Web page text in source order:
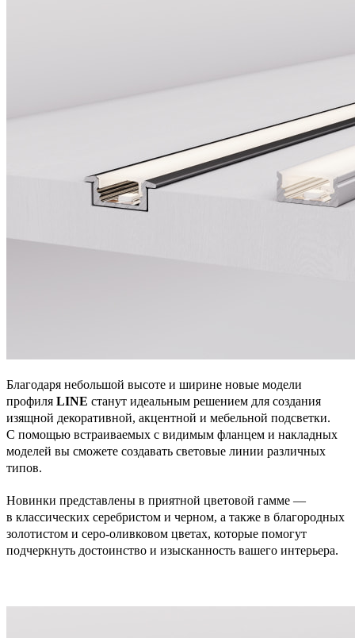
Благодаря небольшой высоте и ширине новые модели
профиля LINE станут идеальным решением для создания
изящной декоративной, акцентной и мебельной подсветки.
С помощью встраиваемых с видимым фланцем и накладных
моделей вы сможете создавать световые линии различных
типов.
Новинки представлены в приятной цветовой гамме —
в классических серебристом и черном, а также в благородных
золотистом и серо-оливковом цветах, которые помогут
подчеркнуть достоинство и изысканность вашего интерьера.